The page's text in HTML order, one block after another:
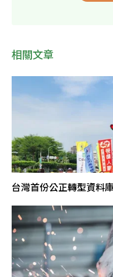
相關文章
台灣首份公正轉型資料